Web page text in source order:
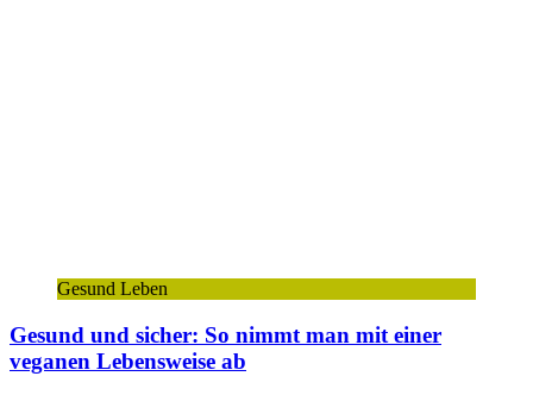
Gesund Leben
Gesund und sicher: So nimmt man mit einer
veganen Lebensweise ab